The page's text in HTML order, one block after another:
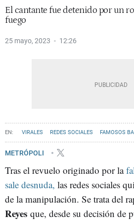
El cantante fue detenido por un
fuego
25 mayo, 2023 12:26
VIRALES REDES SOCIALES FAMOSOS
METRÓPOLI
Tras el revuelo originado por la
sale desnuda, las redes sociales
de la manipulación. Se trata del
Reyes que, desde su decisión de